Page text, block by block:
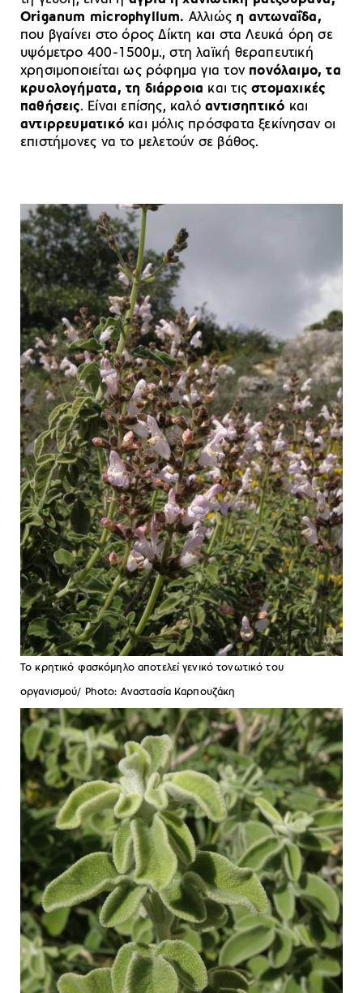
Origanum microphyllum. Aλλιώς η αντωναΐδα,
που βγαίνει στο όρος Δίκτη και στα Λευκά όρη σε
υψόμετρο 400-1500μ., στη λαϊκή θεραπευτική
χρησιμοποιείται ως ρόφημα για τον πονόλαιμο, τα
κρυολογήματα, τη διάρροια και τιςστομαχικές
παθήσεις. Είναι επίσης, καλόαντισηπτικό και
αντιρρευματικόκαι μόλις πρόσφατα ξεκίνησαν οι
επιστήμονες να το μελετούν σε βάθος.
Το κρητικό φασκόμηλο αποτελεί γενικό τονωτικό του
οργανισμού/ Photo: Αναστασία Καρπουζάκη